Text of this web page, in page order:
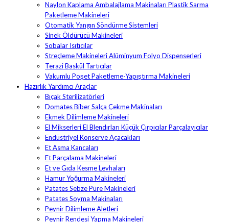
Naylon Kaplama Ambalajlama Makinaları Plastik Sarma
Paketleme Makineleri
Otomatik Yangın Söndürme Sistemleri
Sinek Öldürücü Makineleri
Sobalar Isıtıcılar
Streçleme Makineleri Alüminyum Folyo Dispenserleri
Terazi Baskül Tartıcılar
Vakumlu Poşet Paketleme-Yapıştırma Makineleri
Hazırlık Yardımcı Araçlar
Bıçak Sterilizatörleri
Domates Biber Salça Çekme Makinaları
Ekmek Dilimleme Makineleri
El Mikserleri El Blendırları Küçük Çırpıcılar Parçalayıcılar
Endüstriyel Konserve Açacakları
Et Asma Kancaları
Et Parçalama Makineleri
Et ve Gıda Kesme Levhaları
Hamur Yoğurma Makineleri
Patates Sebze Püre Makineleri
Patates Soyma Makinaları
Peynir Dilimleme Aletleri
Peynir Rendesi Yapma Makineleri